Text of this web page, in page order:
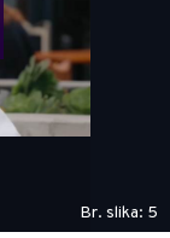
Br. slika: 5